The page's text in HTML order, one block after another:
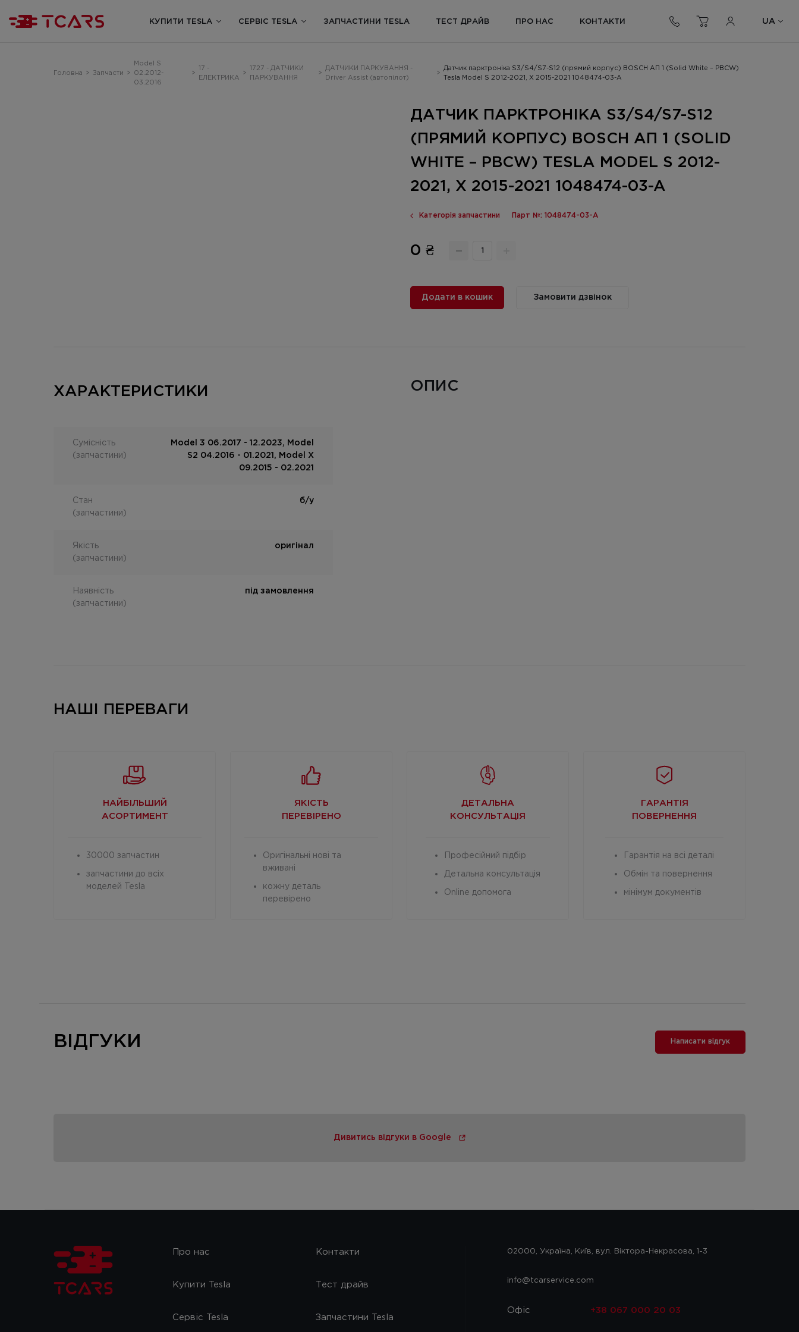
КУПИТИ TESLA СЕРВІС TESLA ЗАПЧАСТИНИ TESLA ТЕСТ ДРАЙВ ПРО НАС КОНТАКТИ UA
Головна > Запчасти >
Model S
02.2012-
03.2016
>
17 -
ЕЛЕКТРИКА
>
1727 - ДАТЧИКИ
ПАРКУВАННЯ
>
ДАТЧИКИ ПАРКУВАННЯ -
Driver Assist (автопілот)
>
Датчик парктроніка S3/S4/S7-S12 (прямий корпус) BOSCH АП 1 (Solid White – PBCW)
Tesla Model S 2012-2021, X 2015-2021 1048474-03-A
ДАТЧИК ПАРКТРОНІКА S3/S4/S7-S12
(ПРЯМИЙ КОРПУС) BOSCH АП 1 (SOLID
WHITE – PBCW) TESLA MODEL S 2012-
2021, X 2015-2021 1048474-03-A
Категорія запчастини Парт №: 1048474-03-A
0 ₴
Додати в кошик Замовити дзвінок
ХАРАКТЕРИСТИКИ
Сумісність
(запчастини)
Model 3 06.2017 - 12.2023, Model
S2 04.2016 - 01.2021, Model X
09.2015 - 02.2021
Стан
(запчастини)
б/у
Якість
(запчастини)
оригінал
Наявність
(запчастини)
під замовлення
ОПИС
НАШІ ПЕРЕВАГИ
НАЙБІЛЬШИЙ
АСОРТИМЕНТ
30000 запчастин
запчастини до всіх
моделей Tesla
ЯКІСТЬ
ПЕРЕВІРЕНО
Оригінальні нові та
вживані
кожну деталь
перевірено
ДЕТАЛЬНА
КОНСУЛЬТАЦІЯ
Професійний підбір
Детальна консультація
Online допомога
ГАРАНТІЯ
ПОВЕРНЕННЯ
Гарантія на всі деталі
Обмін та повернення
мінімум документів
ВІДГУКИ Написати відгук
Дивитись відгуки в Google
Про нас Контакти
Купити Tesla Тест драйв
Сервіс Tesla Запчастини Tesla
02000, Україна, Київ, вул. Віктора-Некрасова, 1-3
info@tcarservice.com
Офіс +38 067 000 20 03